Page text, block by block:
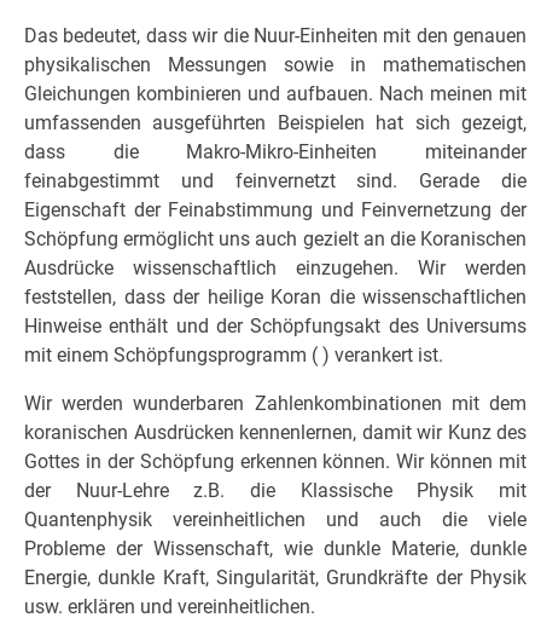
Das bedeutet, dass wir die Nuur-Einheiten mit den genauen
physikalischen Messungen sowie in mathematischen
Gleichungen kombinieren und aufbauen. Nach meinen mit
umfassenden ausgeführten Beispielen hat sich gezeigt,
dass die Makro-Mikro-Einheiten miteinander
feinabgestimmt und feinvernetzt sind. Gerade die
Eigenschaft der Feinabstimmung und Feinvernetzung der
Schöpfung ermöglicht uns auch gezielt an die Koranischen
Ausdrücke wissenschaftlich einzugehen. Wir werden
feststellen, dass der heilige Koran die wissenschaftlichen
Hinweise enthält und der Schöpfungsakt des Universums
mit einem Schöpfungsprogramm ( ) verankert ist.
Wir werden wunderbaren Zahlenkombinationen mit dem
koranischen Ausdrücken kennenlernen, damit wir Kunz des
Gottes in der Schöpfung erkennen können. Wir können mit
der Nuur-Lehre z.B. die Klassische Physik mit
Quantenphysik vereinheitlichen und auch die viele
Probleme der Wissenschaft, wie dunkle Materie, dunkle
Energie, dunkle Kraft, Singularität, Grundkräfte der Physik
usw. erklären und vereinheitlichen.